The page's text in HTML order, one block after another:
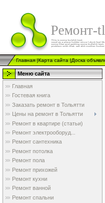
Ремонт-
Главная|Карта сайта|Доска
Меню сайта
Главная
Гостевая книга
Заказать ремонт в Тольятти
Цены на ремонт в Тольятти
Ремонт в квартире (статьи)
Ремонт электрооборуд...
Ремонт сантехника
Ремонт потолка
Ремонт пола
Ремонт прихожей
Ремонт кухни
Ремонт ванной
Ремонт спальни